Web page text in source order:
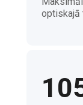
optiskajā